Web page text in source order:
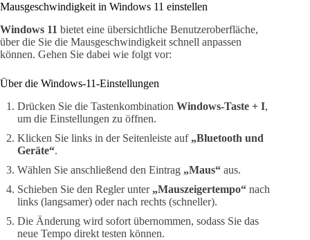
Mausgeschwindigkeit in Windows 11 einstellen
Windows 11 bietet eine übersichtliche Benutzeroberfläche,
über die Sie die Mausgeschwindigkeit schnell anpassen
können. Gehen Sie dabei wie folgt vor:
Über die Windows-11-Einstellungen
Drücken Sie die Tastenkombination Windows-Taste + I,
um die Einstellungen zu öffnen.
Klicken Sie links in der Seitenleiste auf „Bluetooth und
Geräte“.
Wählen Sie anschließend den Eintrag „Maus“ aus.
Schieben Sie den Regler unter „Mauszeigertempo“ nach
links (langsamer) oder nach rechts (schneller).
Die Änderung wird sofort übernommen, sodass Sie das
neue Tempo direkt testen können.